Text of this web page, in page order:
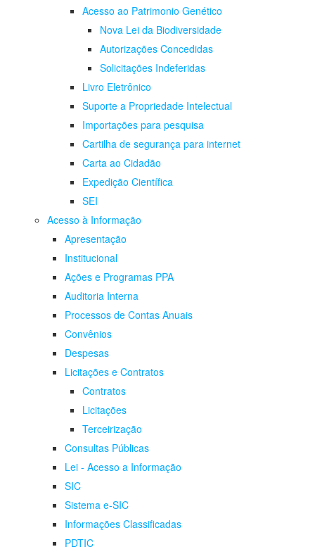
Acesso ao Patrimonio Genético
Nova Lei da Biodiversidade
Autorizações Concedidas
Solicitações Indeferidas
Livro Eletrônico
Suporte a Propriedade Intelectual
Importações para pesquisa
Cartilha de segurança para internet
Carta ao Cidadão
Expedição Científica
SEI
Acesso à Informação
Apresentação
Institucional
Ações e Programas PPA
Auditoria Interna
Processos de Contas Anuais
Convênios
Despesas
Licitações e Contratos
Contratos
Licitações
Terceirização
Consultas Públicas
Lei - Acesso a Informação
SIC
Sistema e-SIC
Informações Classificadas
PDTIC